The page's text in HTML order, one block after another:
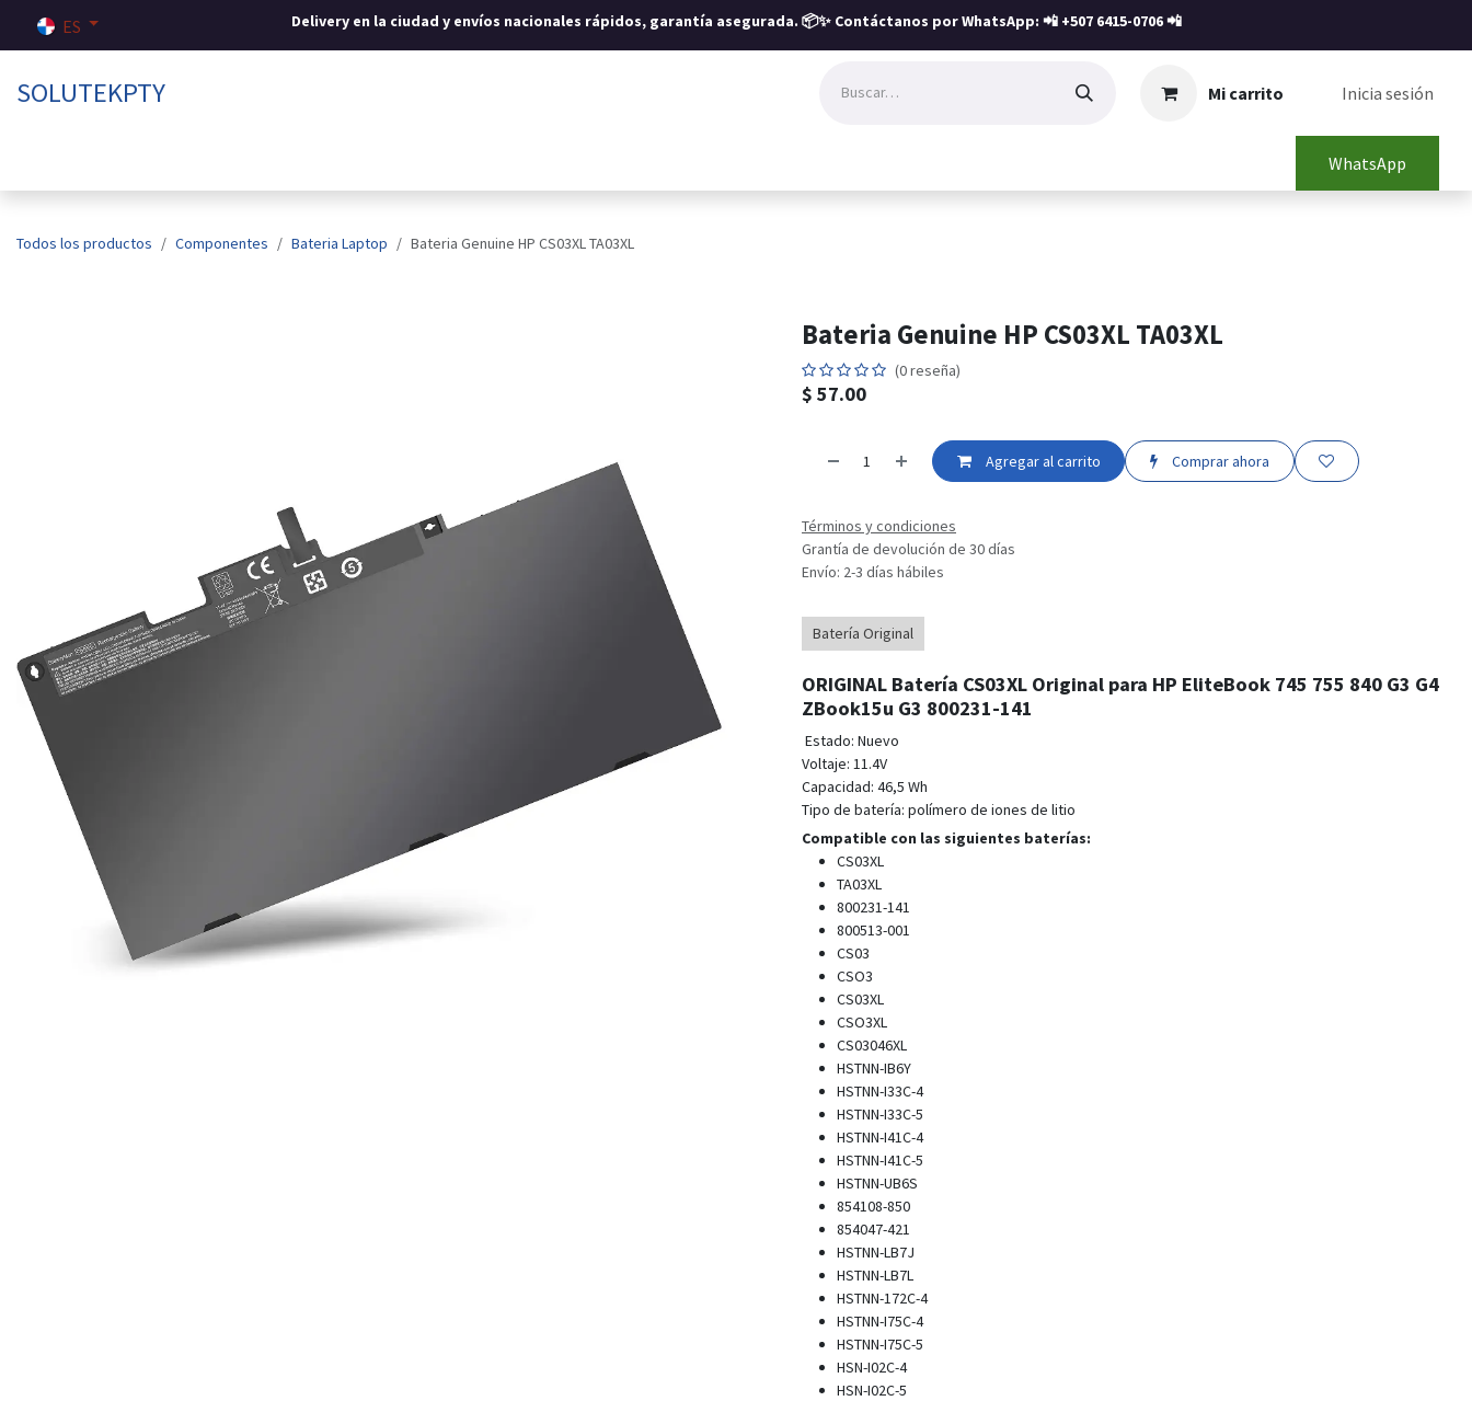
ES Delivery en la ciudad y envíos nacionales rápidos, garantía asegurada. 📦✨ Contáctanos por WhatsApp: 📲 +507 6415-0706📲
SOLUTEKPTY Mi carrito Inicia sesión
WhatsApp
Todos los productos Componentes Bateria Laptop Bateria Genuine HP CS03XL TA03XL
Bateria Genuine HP CS03XL TA03XL
(0 reseña)
$ 57.00
Agregar al carrito Comprar ahora
Términos y condiciones
Grantía de devolución de 30 días
Envío: 2-3 días hábiles
Batería Original
ORIGINAL Batería CS03XL Original para HP EliteBook 745 755 840 G3 G4
ZBook15u G3 800231-141
Estado: Nuevo
Voltaje: 11.4V
Capacidad: 46,5 Wh
Tipo de batería: polímero de iones de litio
Compatible con las siguientes baterías:
CS03XL
TA03XL
800231-141
800513-001
CS03
CSO3
CS03XL
CSO3XL
CS03046XL
HSTNN-IB6Y
HSTNN-I33C-4
HSTNN-I33C-5
HSTNN-I41C-4
HSTNN-I41C-5
HSTNN-UB6S
854108-850
854047-421
HSTNN-LB7J
HSTNN-LB7L
HSTNN-172C-4
HSTNN-I75C-4
HSTNN-I75C-5
HSN-I02C-4
HSN-I02C-5